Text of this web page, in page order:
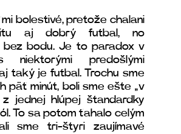
bolestivé, pretože chalani
aj dobrý futbal, no
bez bodu. Je to paradox v
niektorými predošlými
taký je futbal. Trochu sme
päť minút, boli sme ešte „v
jednej hlúpej štandardky
To sa potom ťahalo celým
sme tri-štyri zaujímavé